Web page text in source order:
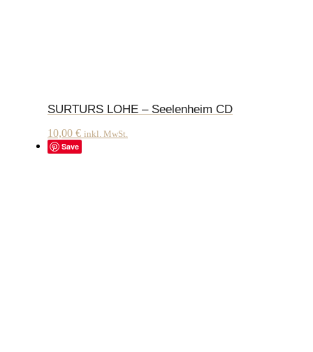
SURTURS LOHE – Seelenheim CD
10,00 € inkl. MwSt.
Save